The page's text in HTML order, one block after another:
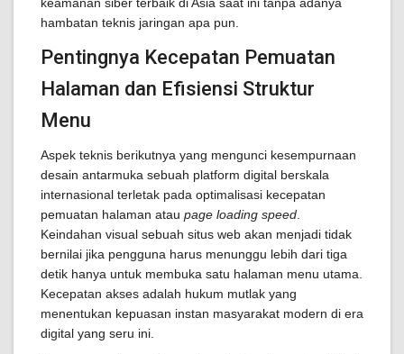
hambatan teknis jaringan apa pun.
Pentingnya Kecepatan Pemuatan
Halaman dan Efisiensi Struktur
Menu
Aspek teknis berikutnya yang mengunci kesempurnaan
desain antarmuka sebuah platform digital berskala
internasional terletak pada optimalisasi kecepatan
pemuatan halaman atau page loading speed
Keindahan visual sebuah situs web akan menjadi tidak
bernilai jika pengguna harus menunggu lebih dari tiga
detik hanya untuk membuka satu halaman menu utama.
Kecepatan akses adalah hukum mutlak yang
menentukan kepuasan instan masyarakat modern di era
digital yang seru ini.